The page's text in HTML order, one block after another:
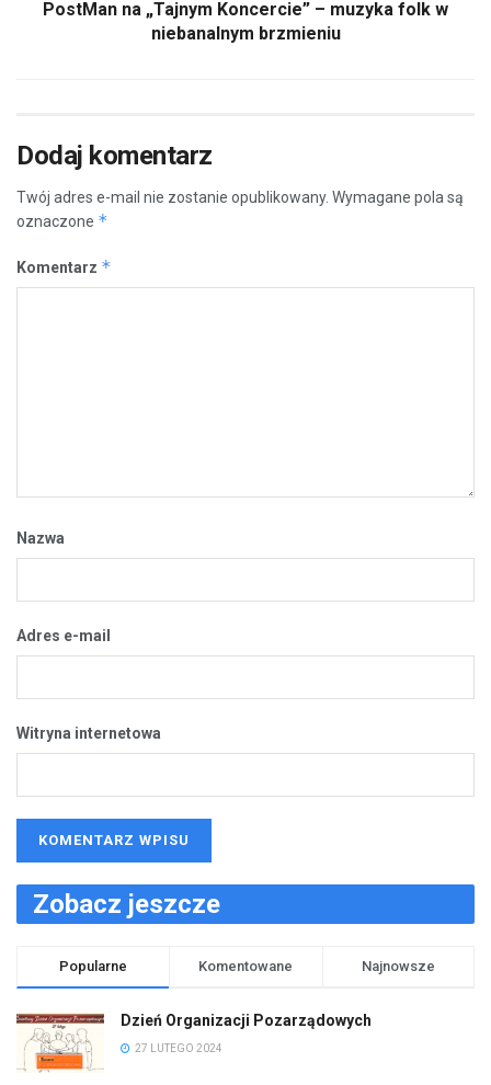
PostMan na „Tajnym Koncercie” – muzyka folk w
niebanalnym brzmieniu
Dodaj komentarz
Twój adres e-mail nie zostanie opublikowany. Wymagane pola są
oznaczone *
Komentarz *
Nazwa
Adres e-mail
Witryna internetowa
Zobacz jeszcze
Popularne Komentowane Najnowsze
Dzień Organizacji Pozarządowych
27 LUTEGO 2024